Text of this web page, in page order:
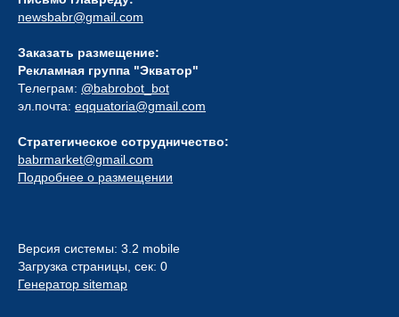
newsbabr@gmail.com
Заказать размещение:
Рекламная группа "Экватор"
Телеграм: @babrobot_bot
эл.почта: eqquatoria@gmail.com
Стратегическое сотрудничество:
babrmarket@gmail.com
Подробнее о размещении
Версия системы: 3.2 mobile
Загрузка страницы, сек: 0
Генератор sitemap